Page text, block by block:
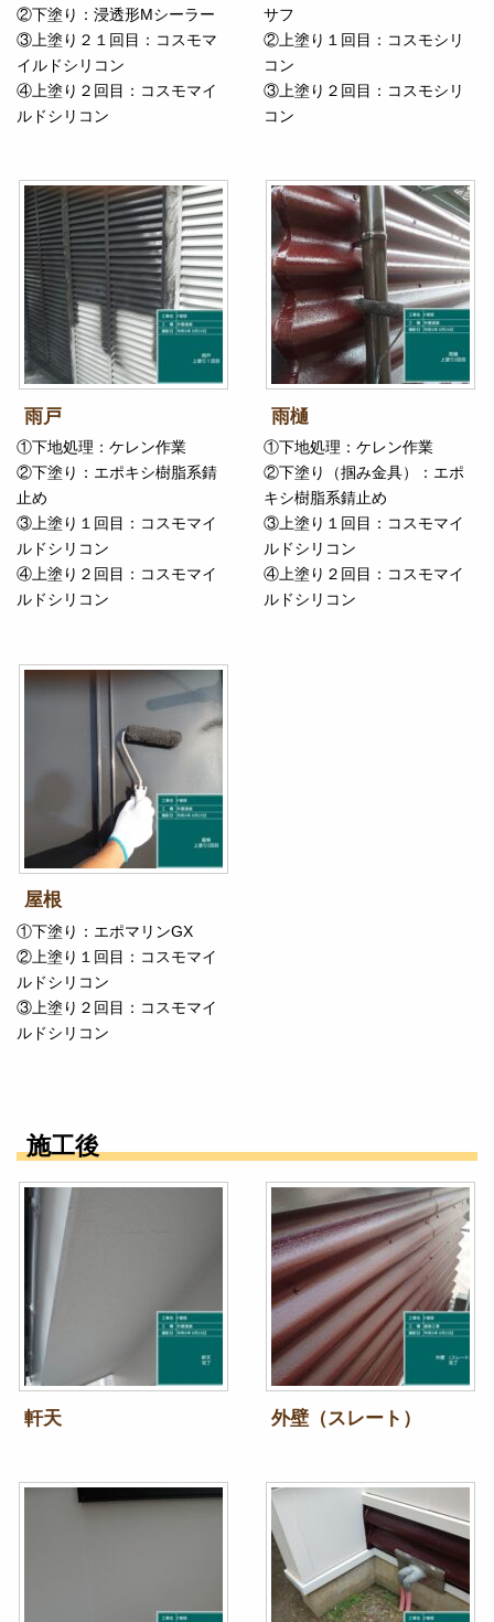
②下塗り：浸透形Mシーラー
③上塗り２１回目：コスモマ
イルドシリコン
④上塗り２回目：コスモマイ
ルドシリコン
サフ
②上塗り１回目：コスモシリ
コン
③上塗り２回目：コスモシリ
コン
雨戸
①下地処理：ケレン作業
②下塗り：エポキシ樹脂系錆
止め
③上塗り１回目：コスモマイ
ルドシリコン
④上塗り２回目：コスモマイ
ルドシリコン
雨樋
①下地処理：ケレン作業
②下塗り（掴み金具）：エポ
キシ樹脂系錆止め
③上塗り１回目：コスモマイ
ルドシリコン
④上塗り２回目：コスモマイ
ルドシリコン
屋根
①下塗り：エポマリンGX
②上塗り１回目：コスモマイ
ルドシリコン
③上塗り２回目：コスモマイ
ルドシリコン
施工後
軒天 外壁（スレート）